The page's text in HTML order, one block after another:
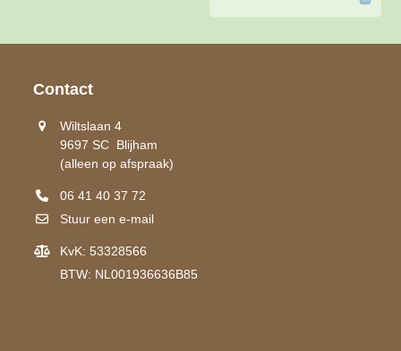
Contact
Wiltslaan 4
9697 SC Blijham
(alleen op afspraak)
06 41 40 37 72
Stuur een e-mail
KvK: 53328566
BTW: NL001936636B85